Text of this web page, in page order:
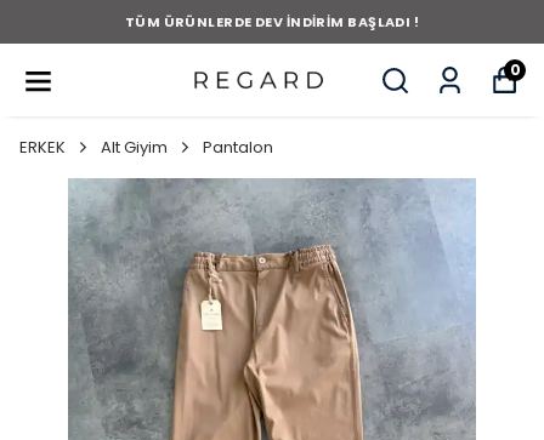
TÜM ÜRÜNLERDE DEV İNDİRİM BAŞLADI !
0
ERKEK Alt Giyim Pantalon